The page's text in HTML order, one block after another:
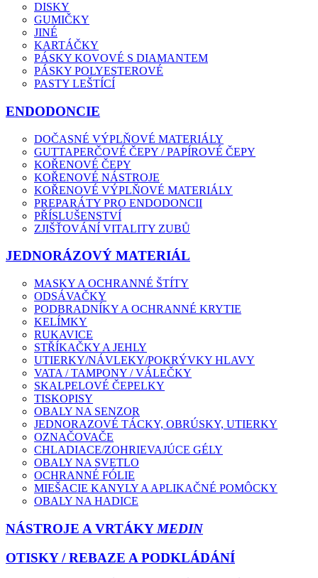
DISKY
GUMIČKY
JINÉ
KARTÁČKY
PÁSKY KOVOVÉ S DIAMANTEM
PÁSKY POLYESTEROVÉ
PASTY LEŠTÍCÍ
ENDODONCIE
DOČASNÉ VÝPLŇOVÉ MATERIÁLY
GUTTAPERČOVÉ ČEPY / PAPÍROVÉ ČEPY
KOŘENOVÉ ČEPY
KOŘENOVÉ NÁSTROJE
KOŘENOVÉ VÝPLŇOVÉ MATERIÁLY
PREPARÁTY PRO ENDODONCII
PŘÍSLUŠENSTVÍ
ZJIŠŤOVÁNÍ VITALITY ZUBŮ
JEDNORÁZOVÝ MATERIÁL
MASKY A OCHRANNÉ ŠTÍTY
ODSÁVAČKY
PODBRADNÍKY A OCHRANNÉ KRYTIE
KELÍMKY
RUKAVICE
STŘÍKAČKY A JEHLY
UTIERKY/NÁVLEKY/POKRÝVKY HLAVY
VATA / TAMPONY / VÁLEČKY
SKALPELOVÉ ČEPELKY
TISKOPISY
OBALY NA SENZOR
JEDNORAZOVÉ TÁCKY, OBRÚSKY, UTIERKY
OZNAČOVAČE
CHLADIACE/ZOHRIEVAJÚCE GÉLY
OBALY NA SVETLO
OCHRANNÉ FÓLIE
MIEŠACIE KANYLY A APLIKAČNÉ POMÔCKY
OBALY NA HADICE
NÁSTROJE A VRTÁKY MEDIN
OTISKY / REBAZE A PODKLÁDÁNÍ